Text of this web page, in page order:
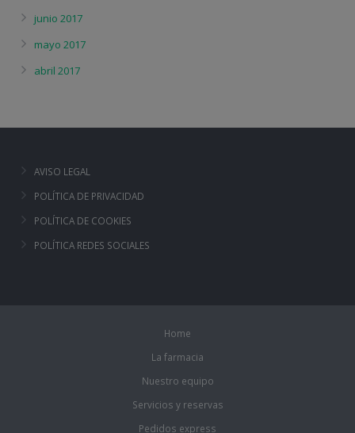
junio 2017
mayo 2017
abril 2017
AVISO LEGAL
POLÍTICA DE PRIVACIDAD
POLÍTICA DE COOKIES
POLÍTICA REDES SOCIALES
Home
La farmacia
Nuestro equipo
Servicios y reservas
Pedidos express